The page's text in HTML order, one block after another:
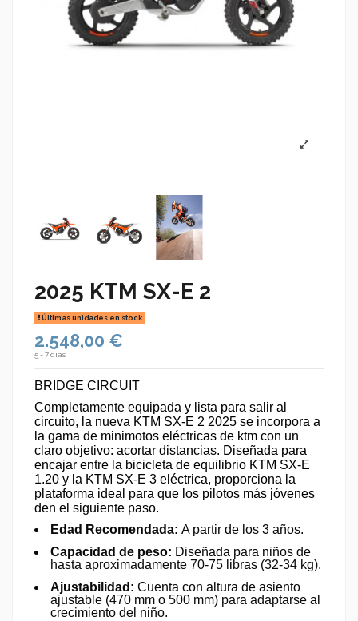
2025 KTM SX-E 2
Últimas unidades en stock
2.548,00 €
5 - 7 días
BRIDGE CIRCUIT
Completamente equipada y lista para salir al
circuito, la nueva KTM SX-E 2 2025 se incorpora a
la gama de minimotos eléctricas de ktm con un
claro objetivo: acortar distancias. Diseñada para
encajar entre la bicicleta de equilibrio KTM SX-E
1.20 y la KTM SX-E 3 eléctrica, proporciona la
plataforma ideal para que los pilotos más jóvenes
den el siguiente paso.
Edad Recomendada: A partir de los 3 años.
Capacidad de peso: Diseñada para niños de
hasta aproximadamente 70-75 libras (32-34 kg).
Ajustabilidad: Cuenta con altura de asiento
ajustable (470 mm o 500 mm) para adaptarse al
crecimiento del niño.